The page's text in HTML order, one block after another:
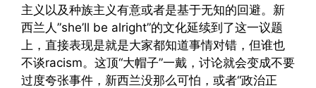
主义以及种族主义有意或者是基于无知的回避。新
西兰人”she’ll be alright”的文化延续到了这一议题
上，直接表现是就是大家都知道事情对错，但谁也
不谈racism。这顶“大帽子”一戴，讨论就会变成不要
过度夸张事件，新西兰没那么可怕，或者“政治正